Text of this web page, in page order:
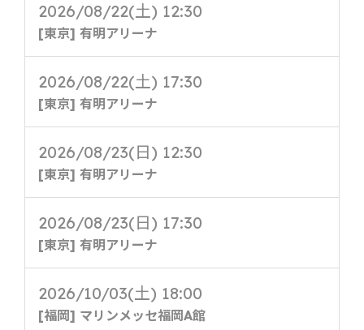
2026/08/22(土) 12:30
[東京] 有明アリーナ
2026/08/22(土) 17:30
[東京] 有明アリーナ
2026/08/23(日) 12:30
[東京] 有明アリーナ
2026/08/23(日) 17:30
[東京] 有明アリーナ
2026/10/03(土) 18:00
[福岡] マリンメッセ福岡A館